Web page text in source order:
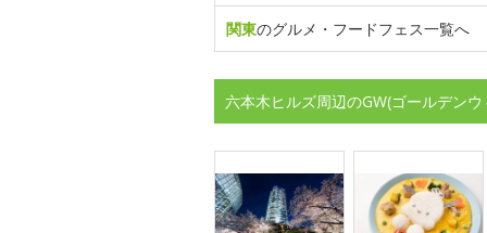
関東のグルメ・フードフェス一覧へ
六本木ヒルズ周辺のGW(ゴールデン